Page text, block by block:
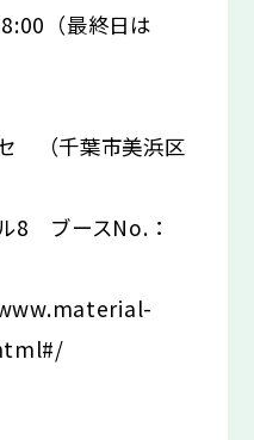
最終日は
千葉市美浜区
ースNo.：